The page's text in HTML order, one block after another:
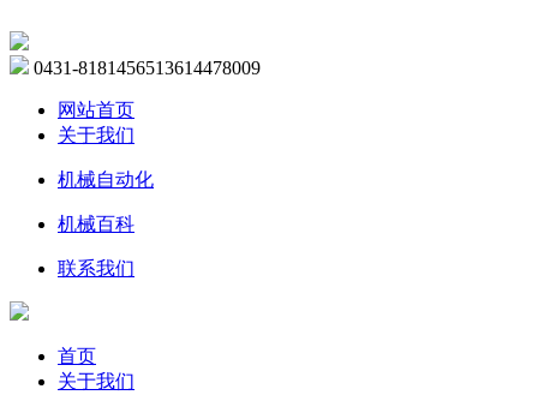
0431-8181456513614478009
网站首页
关于我们
机械自动化
机械百科
联系我们
首页
关于我们